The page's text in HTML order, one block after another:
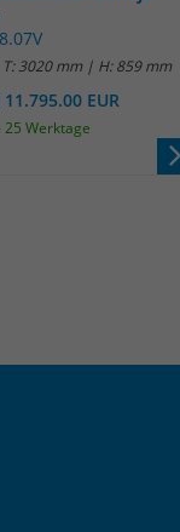
3020 mm | H: 859 mm
EUR
25 Werktage
Laufzeit
Zweck